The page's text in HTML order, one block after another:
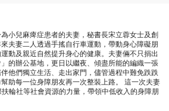
為小兒麻痺症患者的夫妻，秘書長宋立蓉女士及創
夫妻二人透過手搖自行車運動，帶動身心障礙朋
動及親近自然提升身心的健康。夫妻倆不只捐出
的辦公基地，更日以繼夜、傾盡所能的編織一張
他們獨立生活、走出家門，儘管過程中難免跌跌
助每一位身障朋友再一次整裝上路。 這一次夫妻
輪社等社會資源的力量，帶領中低收入的身障朋